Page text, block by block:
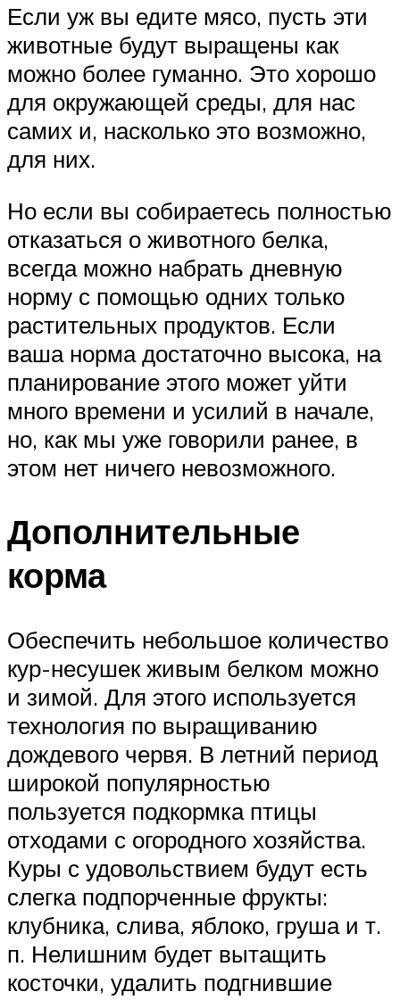
Если уж вы едите мясо, пусть эти
животные будут выращены как
можно более гуманно. Это хорошо
для окружающей среды, для нас
самих и, насколько это возможно,
для них.
Но если вы собираетесь полностью
отказаться о животного белка,
всегда можно набрать дневную
норму с помощью одних только
растительных продуктов. Если
ваша норма достаточно высока, на
планирование этого может уйти
много времени и усилий в начале,
но, как мы уже говорили ранее, в
этом нет ничего невозможного.
Дополнительные
корма
Обеспечить небольшое количество
кур-несушек живым белком можно
и зимой. Для этого используется
технология по выращиванию
дождевого червя. В летний период
широкой популярностью
пользуется подкормка птицы
отходами с огородного хозяйства.
Куры с удовольствием будут есть
слегка подпорченные фрукты:
клубника, слива, яблоко, груша и т.
п. Нелишним будет вытащить
косточки, удалить подгнившие